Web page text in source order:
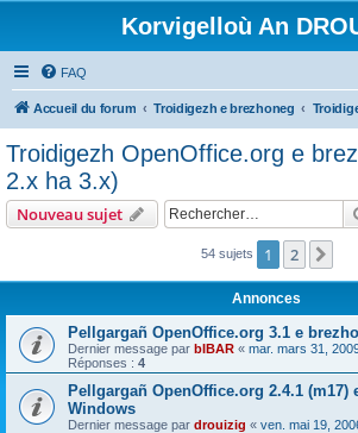
Korvigelloù An
FAQ
Accueil du forum Troidigezh e brezhoneg
Troidigezh OpenOffice.org e
2.x ha 3.x)
Nouveau sujet
54 sujets 1 2
Annonces
Pellgargañ OpenOffice.org 3.1 e
Dernier message par bIBAR « mar. mars 31,
Réponses : 4
Pellgargañ OpenOffice.org 2.4.1 (m17)
Windows
Dernier message par drouizig « ven. mai 19,